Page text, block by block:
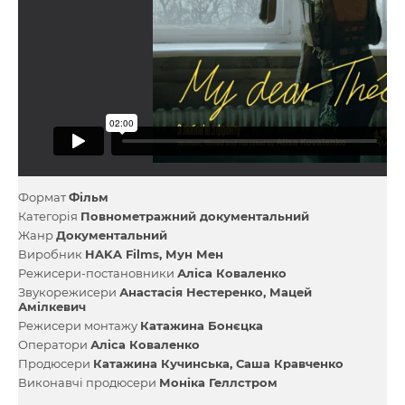
ФорматФільм
Категорія Повнометражний документальний
ЖанрДокументальний
Виробник HAKA Films Мун Мен
Режисери-постановники Аліса Коваленко
Звукорежисери Анастасія Нестеренко Мацей
Амілкевич
Режисери монтажу Катажина Бонєцка
Оператори Аліса Коваленко
Продюсери Катажина Кучинська Саша Кравченко
Виконавчі продюсери Моніка Геллстром